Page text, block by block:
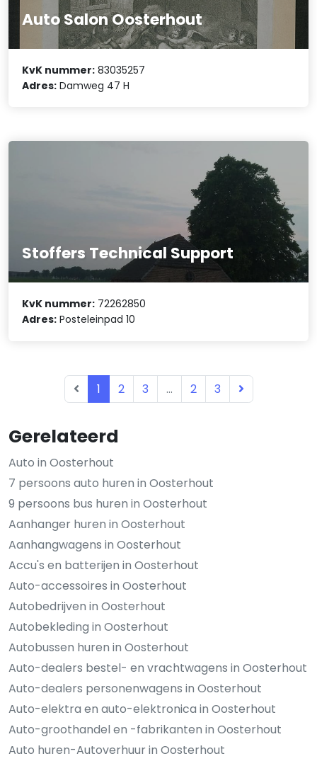
Gerelateerd
Auto in Oosterhout
7 persoons auto huren in Oosterhout
9 persoons bus huren in Oosterhout
Aanhanger huren in Oosterhout
Aanhangwagens in Oosterhout
Accu's en batterijen in Oosterhout
Auto-accessoires in Oosterhout
Autobedrijven in Oosterhout
Autobekleding in Oosterhout
Autobussen huren in Oosterhout
Auto-dealers bestel- en vrachtwagens in Oosterhout
Auto-dealers personenwagens in Oosterhout
Auto-elektra en auto-elektronica in Oosterhout
Auto-groothandel en -fabrikanten in Oosterhout
Auto huren-Autoverhuur in Oosterhout
Auto Salon Oosterhout
KvK nummer: 83035257
Adres: Damweg 47 H
Stoffers Technical Support
KvK nummer: 72262850
Adres: Posteleinpad 10
1 2 3 ... 2 3